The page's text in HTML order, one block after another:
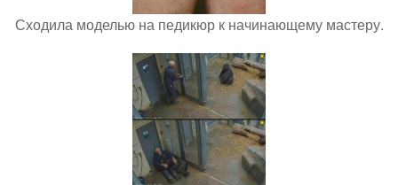
Сходила моделью на педикюр к начинающему мастеру.